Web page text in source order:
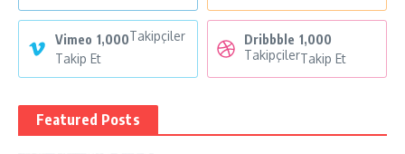
Vimeo 1,000Takipçiler
Takip Et
Dribbble 1,000
TakipçilerTakip Et
Featured Posts